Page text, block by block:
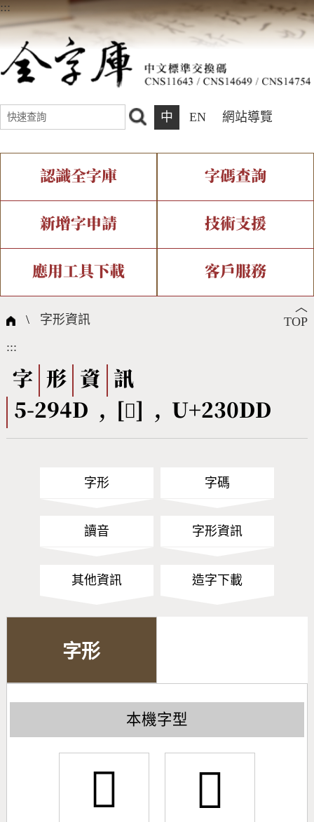
:::
中 EN 網站導覽
認識全字庫
全字庫介紹 全字庫現況
中文碼介紹 專有名詞介紹
國際字碼相關組織
字碼查詢
IDS查詢 部件查詢
複合查詢 注音查詢
筆畫查詢
筆順序查詢
CNS查詢 Unicode查詢
新增字申請
新字申請處理流程
技術支援
字形即時顯示 造字解決方案
全字庫授權 轉碼Web Service
應用工具下載
個人電腦造字處理工具
字形下載
客戶服務
問題集
熱門查詢統計
︿
TOP
\ 字形資訊
:::
字 形 資
訊
5-294D , [𣃝] , U+230DD
字形 字碼
讀音 字形資訊
其他資訊 造字下載
字形
本機字型
𣃝 𣃝